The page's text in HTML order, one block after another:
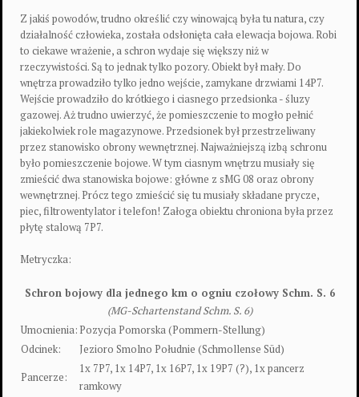
Z jakiś powodów, trudno określić czy winowajcą była tu natura, czy
działalność człowieka, została odsłonięta cała elewacja bojowa. Robi
to ciekawe wrażenie, a schron wydaje się większy niż w
rzeczywistości. Są to jednak tylko pozory. Obiekt był mały. Do
wnętrza prowadziło tylko jedno wejście, zamykane drzwiami 14P7.
Wejście prowadziło do krótkiego i ciasnego przedsionka - śluzy
gazowej. Aż trudno uwierzyć, że pomieszczenie to mogło pełnić
jakiekolwiek role magazynowe. Przedsionek był przestrzeliwany
przez stanowisko obrony wewnętrznej. Najważniejszą izbą schronu
było pomieszczenie bojowe. W tym ciasnym wnętrzu musiały się
zmieścić dwa stanowiska bojowe: główne z sMG 08 oraz obrony
wewnętrznej. Prócz tego zmieścić się tu musiały składane prycze,
piec, filtrowentylator i telefon! Załoga obiektu chroniona była przez
płytę stalową 7P7.
Metryczka:
Schron bojowy dla jednego km o ogniu czołowy Schm. S. 6
(MG-Schartenstand Schm. S. 6)
Umocnienia: Pozycja Pomorska (Pommern-Stellung)
Odcinek:
Jezioro Smolno Południe (Schmollense Süd)
Pancerze:
1x 7P7, 1x 14P7, 1x 16P7, 1x 19P7 (?), 1x pancerz
ramkowy